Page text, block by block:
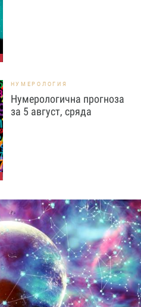
НУМЕРОЛОГИЯ
Нумерологична прогноза
за 5 август, сряда